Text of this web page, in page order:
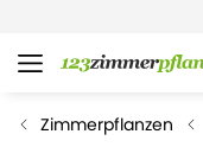
Zimmerpflanzen